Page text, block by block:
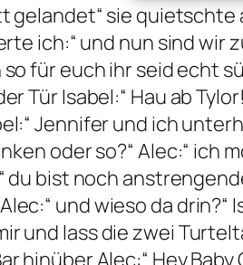
gelandet“ sie
ich:“ und nun sind wir
für euch ihr seid echt
Tür Isabel:“ Hau ab
Jennifer und ich
oder so?“ Alec:“ ich
du bist noch
und wieso da
und lass die zwei
hinüber Alec:“ Hey